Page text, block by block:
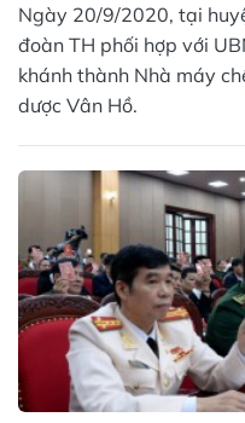
Ngày 20/9/2020, tại
đoàn TH phối hợp với
khánh thành Nhà máy
dược Vân Hồ.